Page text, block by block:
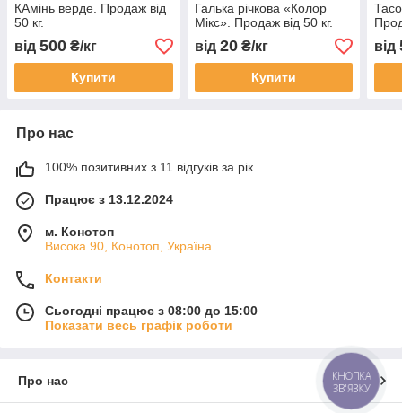
КАмінь верде. Продаж від
50 кг.
від 500 ₴/кг
Купити
Галька річкова «Колор
Мікс». Продаж від 50 кг.
від 20₴/кг
Купити
від
Про нас
100% позитивних з 11 відгуків за рік
Працює з 13.12.2024
м. Конотоп
Висока 90, Конотоп, Україна
Контакти
Сьогодні працює з 08:00 до 15:00
Показати весь графік роботи
Про нас
КНОПКА
ЗВ'ЯЗКУ